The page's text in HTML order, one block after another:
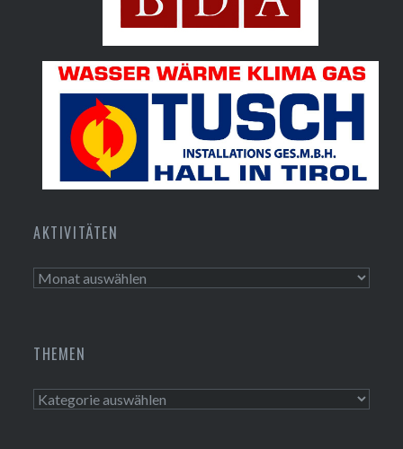
Bundesdenkmalamt
AKTIVITÄTEN
Aktivitäten
THEMEN
Themen